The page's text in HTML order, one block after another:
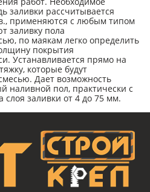
заливки рассчитывается
применяются с любым типом
заливку пола
по маякам легко определить
покрытия
Устанавливается прямо на
которые будут
Дает возможность
наливной пол, практически с
заливки от 4 до 75 мм.